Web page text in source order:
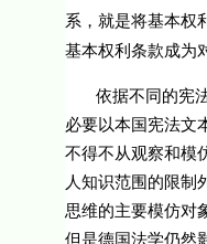
系，就是将基本权
基本权利条款成为
依据不同的宪
必要以本国宪法文
不得不从观察和模
人知识范围的限制
思维的主要模仿对
但是德国法学仍然